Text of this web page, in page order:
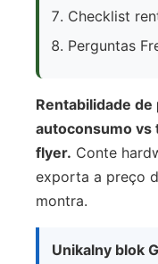
Checklist
Perguntas
Rentabilidade
autoconsumo vs
flyer. Conte
exporta a preço
montra.
Unikalny blok